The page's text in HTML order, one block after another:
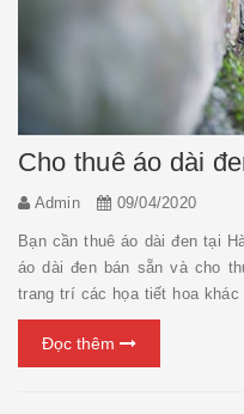
Cho thuê áo dài
Admin 09/04/2020
Bạn cần thuê áo dài đen tại
áo dài đen bán sẵn và cho
trang trí các họa tiết hoa
sửa vừa theo số đo của
hotline/zalo: 0936 058 720, mở
Đọc thêm